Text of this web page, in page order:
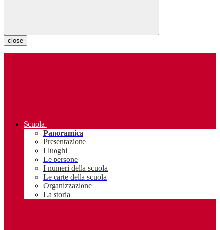
close
Scuola
Panoramica
Presentazione
I luoghi
Le persone
I numeri della scuola
Le carte della scuola
Organizzazione
La storia